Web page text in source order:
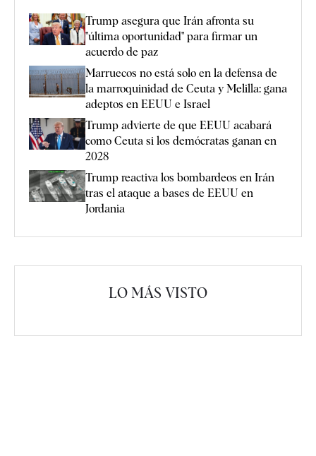
Trump asegura que Irán afronta su
"última oportunidad" para firmar un
acuerdo de paz
Marruecos no está solo en la defensa de
la marroquinidad de Ceuta y Melilla: gana
adeptos en EEUU e Israel
Trump advierte de que EEUU acabará
como Ceuta si los demócratas ganan en
2028
Trump reactiva los bombardeos en Irán
tras el ataque a bases de EEUU en
Jordania
LO MÁS VISTO